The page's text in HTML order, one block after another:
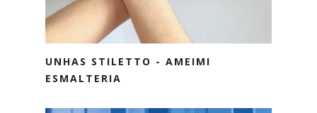
UNHAS STILETTO - AMEIMI
ESMALTERIA